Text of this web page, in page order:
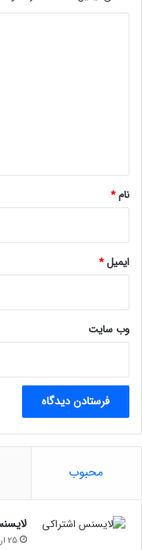
!
نام*
ایمیل*
وب‌ سایت
محبوب
25 اردیبهشت 1402